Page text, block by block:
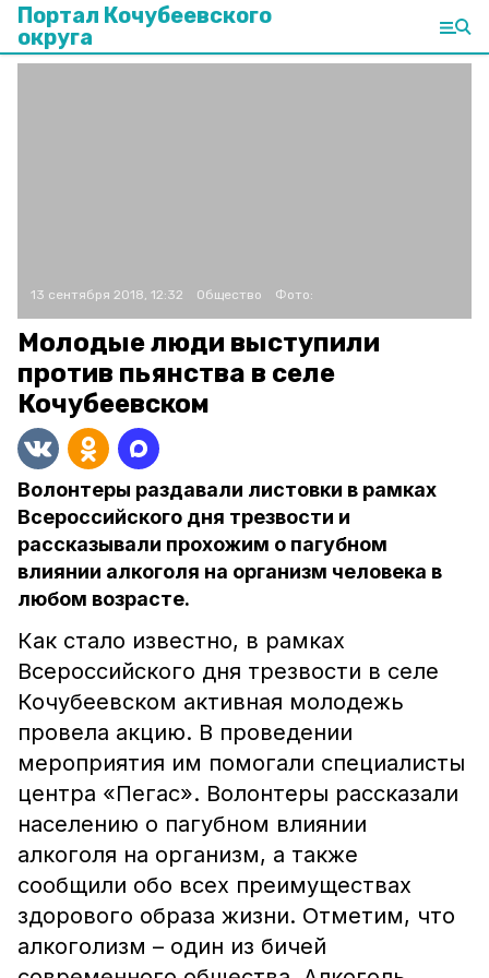
Портал Кочубеевского
округа
13 сентября 2018, 12:32 Общество Фото:
Молодые люди выступили
против пьянства в селе
Кочубеевском
Волонтеры раздавали листовки в рамках
Всероссийского дня трезвости и
рассказывали прохожим о пагубном
влиянии алкоголя на организм человека в
любом возрасте.
Как стало известно, в рамках
Всероссийского дня трезвости в селе
Кочубеевском активная молодежь
провела акцию. В проведении
мероприятия им помогали специалисты
центра «Пегас». Волонтеры рассказали
населению о пагубном влиянии
алкоголя на организм, а также
сообщили обо всех преимуществах
здорового образа жизни. Отметим, что
алкоголизм – один из бичей